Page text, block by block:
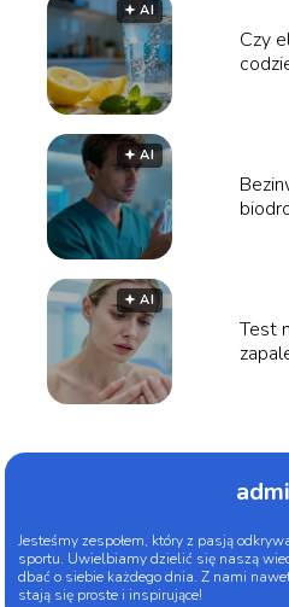
🟅 AI
Czy
🟅 AI
🟅 AI
Test
Jesteśmy zespołem, który z pasją
sportu. Uwielbiamy dzielić się naszą
dbać o siebie każdego dnia. Z nami
stają się proste i inspirujące!